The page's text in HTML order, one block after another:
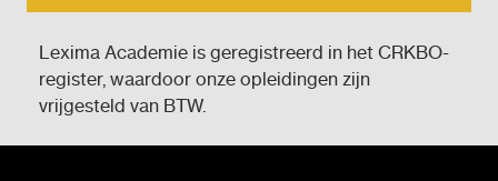
Lexima Academie is geregistreerd in het CRKBO-
register, waardoor onze opleidingen zijn
vrijgesteld van BTW.